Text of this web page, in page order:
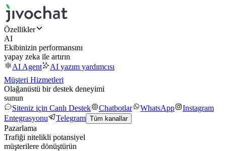
Özellikler
AI
Ekibinizin performansını
yapay zeka ile artırın
AI Agent
AI yazım yardımcısı
Müşteri Hizmetleri
Olağanüstü bir destek deneyimi
sunun
Siteniz için Canlı Destek
Chatbotlar WhatsApp
Instagram
Entegrasyonu
Telegram Tüm kanallar
Pazarlama
Trafiği nitelikli potansiyel
müşterilere dönüştürün